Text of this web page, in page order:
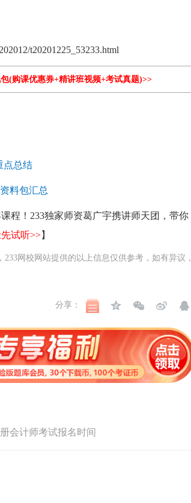
t20201225_53233.html
(购课优惠券+精讲班视频+考试真题)>>
点总结
料包汇总
程！233独家师资葛广宇携讲师天团，带你
试听>>】
网校网站提供的以上信息仅供参考，如有异议，
分享：
会计师考试报名时间